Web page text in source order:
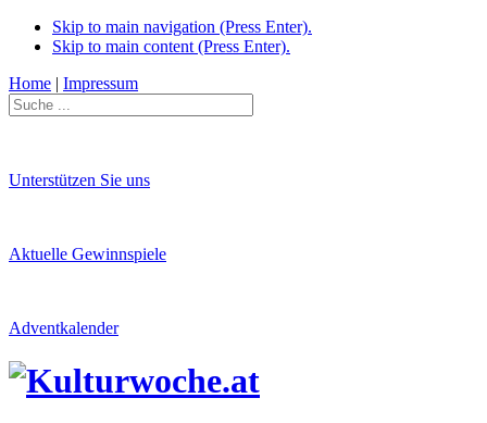
Skip to main navigation (Press Enter).
Skip to main content (Press Enter).
Home | Impressum
Unterstützen Sie uns
Aktuelle Gewinnspiele
Adventkalender